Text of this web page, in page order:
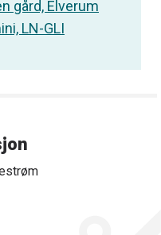
gård, Elverum
LN-GLI